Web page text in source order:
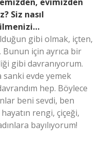
Siz nasıl
gibi olmak, içten,
için ayrıca bir
gibi davranıyorum.
evde yemek
hep. Böylece
beni sevdi, ben
rengi, çiçeği,
bayılıyorum!